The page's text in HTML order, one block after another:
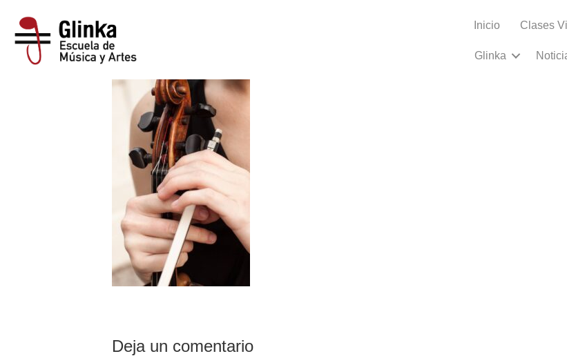
Inicio Clases
Glinka
Descubre nuestras asignaturas
Deja un comentario